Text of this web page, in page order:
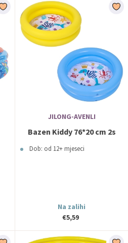
JILONG-AVENLI
Bazen Kiddy 76*20 cm 2s
Dob: od 12+ mjeseci
Na zalihi
€5,59